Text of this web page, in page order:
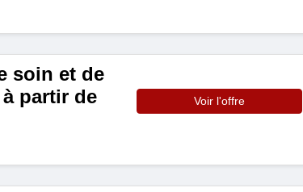
soin et de
partir de
Voir l'offre